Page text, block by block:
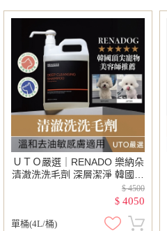
ＵＴＯ嚴選｜RENADO 樂納朵
清澈洗洗毛劑 深層潔淨 韓國進
口 韓國頂尖寵物美容師首選 寵
$ 4500
$ 4050
單桶(4L/桶)